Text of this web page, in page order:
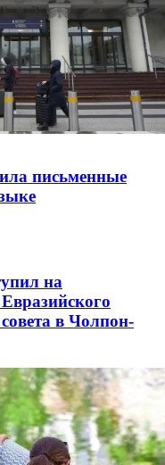
письменные
на
в Чолпон-